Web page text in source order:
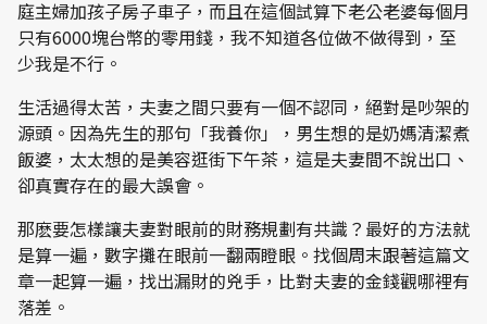
庭主婦加孩子房子車子，而且在這個試算下老公老婆每個月
只有6000塊台幣的零用錢，我不知道各位做不做得到，至
少我是不行。
生活過得太苦，夫妻之間只要有一個不認同，絕對是吵架的
源頭。因為先生的那句「我養你」，男生想的是奶媽清潔煮
飯婆，太太想的是美容逛街下午茶，這是夫妻間不說出口、
卻真實存在的最大誤會。
那麽要怎樣讓夫妻對眼前的財務規劃有共識？最好的方法就
是算一遍，數字攤在眼前一翻兩瞪眼。找個周末跟著這篇文
章一起算一遍，找出漏財的兇手，比對夫妻的金錢觀哪裡有
落差。